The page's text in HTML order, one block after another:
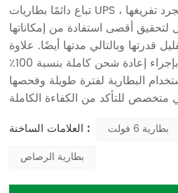
تباع دائمًا بطاريات UPS مشحونة بالكامل ، وبمجرد تفريغها ،
لتحقيق أقصى استفادة من إمكاناتها
قدرتها وبالتالي مدتها أيضًا. علاوة
على ذلك ، يوصى بشدة بإجراء إعادة شحن كاملة بنسبة 100٪
البطارية لفترة طويلة وفحصها
العلامات الساخنة : بطارية 6 فولت
بطارية الرصاص